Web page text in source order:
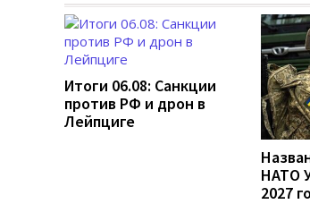
Итоги 06.08: Санкции
против РФ и дрон в
Лейпциге
НАТО
2027